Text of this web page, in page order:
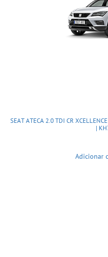
SEAT ATECA 2.0 TDI CR
|
Adicionar